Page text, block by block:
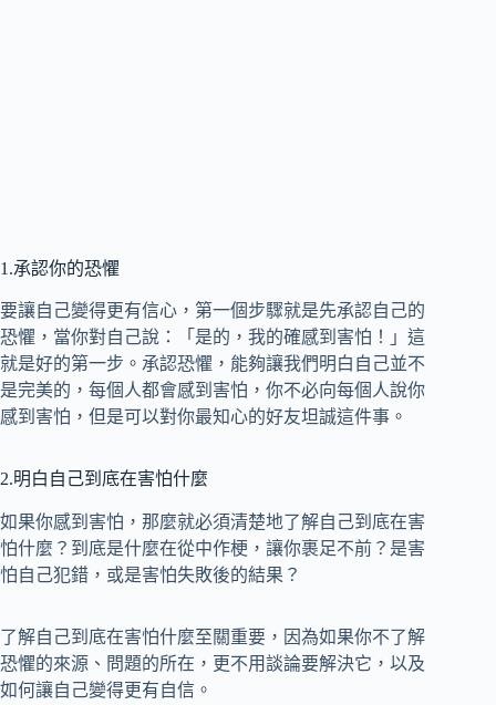
1.承認你的恐懼
要讓自己變得更有信心，第一個步驟就是先承認自己的
恐懼，當你對自己說：「是的，我的確感到害怕！」這
就是好的第一步。承認恐懼，能夠讓我們明白自己並不
是完美的，每個人都會感到害怕，你不必向每個人說你
感到害怕，但是可以對你最知心的好友坦誠這件事。
2.明白自己到底在害怕什麼
如果你感到害怕，那麼就必須清楚地了解自己到底在害
怕什麼？到底是什麼在從中作梗，讓你裹足不前？是害
怕自己犯錯，或是害怕失敗後的結果？
了解自己到底在害怕什麼至關重要，因為如果你不了解
恐懼的來源、問題的所在，更不用談論要解決它，以及
如何讓自己變得更有自信。